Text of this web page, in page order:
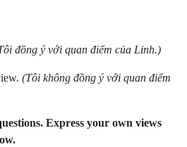
đồng ý với quan điểm của Linh.)
(Tôi không đồng ý với quan điểm
Express your own views